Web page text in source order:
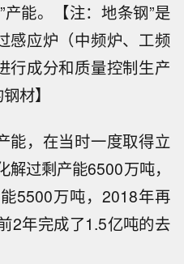
能。【注：地条钢”是
感应炉（中频炉、工频
行成分和质量控制生产
材】
能，在当时一度取得立
过剩产能6500万吨，
5500万吨，2018年再
2年完成了1.5亿吨的去